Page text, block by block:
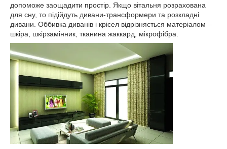
допоможе заощадити простір. Якщо вітальня розрахована
для сну, то підійдуть дивани-трансформери та розкладні
дивани. Оббивка диванів і крісел відрізняється матеріалом –
шкіра, шкірзамінник, тканина жаккард, мікрофібра.